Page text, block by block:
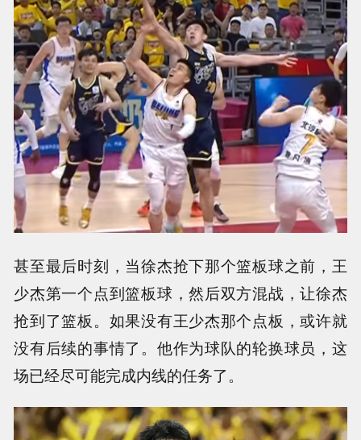
甚至最后时刻，当徐杰抢下那个篮板球之前，王
少杰第一个点到篮板球，然后双方混战，让徐杰
抢到了篮板。如果没有王少杰那个点板，或许就
没有后续的事情了。他作为球队的轮换球员，这
场已经尽可能完成内线的任务了。